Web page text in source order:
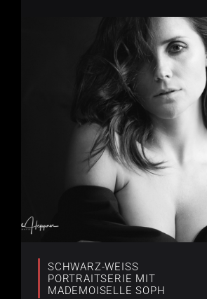
SCHWARZ-WEISS P
ORTRAITSERIE MIT
MADEMOISELLE SOPH